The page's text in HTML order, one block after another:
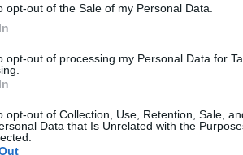
opt-out of the Sale of my Personal Data.
opt-out of processing my Personal Data for
opt-out of Collection, Use, Retention, Sale,
Data that Is Unrelated with the
Marvel e Groot, il
la loro prossima base a